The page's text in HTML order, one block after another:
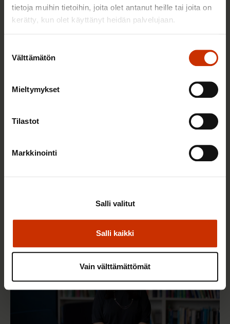
tietoja muihin tietoihin, joita olet antanut heille tai joita on
kerätty, kun olet käyttänyt heidän palvelujaan.
valinta
Välttämätön
Mieltymykset
Tilastot
Markkinointi
Salli kaikki
Salli valitut
Vain välttämättömät
TASA-ARVO JA YHDENVERTAISUUS
Mikä muuttui määräaikaisissa työsuhteissa? Lue
juristin vastaukset!